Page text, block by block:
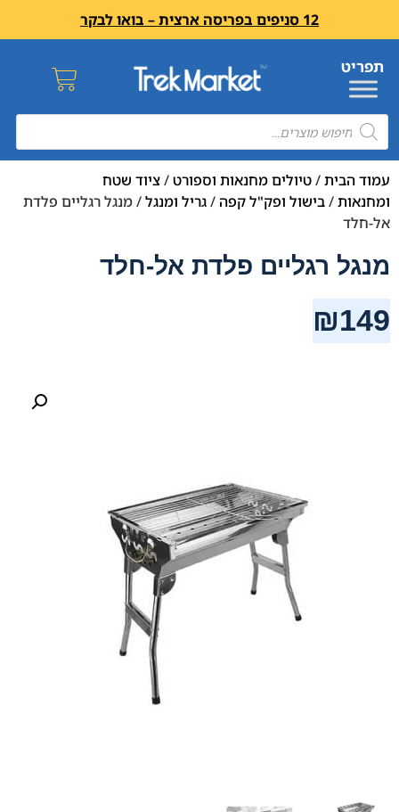
12 סניפים בפריסה ארצית – בואו לבקר
עמוד הבית/טיולים מחנאות וספורט/ציוד שטח
ומחנאות/בישול ופק"ל קפה /גריל ומנגל/ מנגל רגליים פלדת
אל-חלד
מנגל רגליים פלדת אל-חלד
₪149